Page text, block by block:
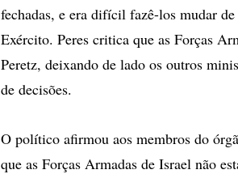
fechadas, e era difícil fazê-los mudar
Exército. Peres critica que as Forças
Peretz, deixando de lado os outros
de decisões.
O político afirmou aos membros do
que as Forças Armadas de Israel não